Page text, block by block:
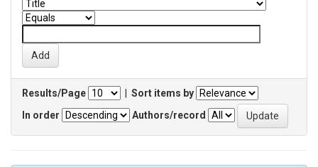
Results/Page
Sort items by
In order
Authors/record